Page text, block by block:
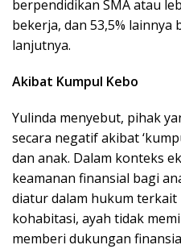
berpendidikan SMA atau
bekerja, dan 53,5% lainnya
lanjutnya.
Akibat Kumpul Kebo
Yulinda menyebut, pihak
secara negatif akibat
dan anak. Dalam konteks
keamanan finansial bagi
diatur dalam hukum terkait
kohabitasi, ayah tidak
memberi dukungan